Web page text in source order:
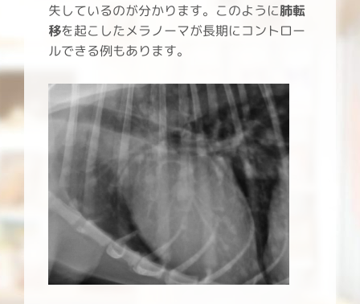
失しているのが分かります。このように肺転
移を起こしたメラノーマが長期にコントロー
ルできる例もあります。